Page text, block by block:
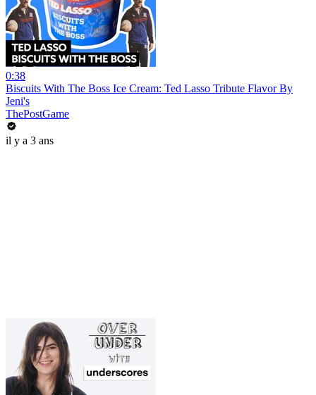
0:38
Biscuits With The Boss Ice Cream: Ted Lasso Tribute Flavor By
Jeni's
ThePostGame
il y a 3 ans